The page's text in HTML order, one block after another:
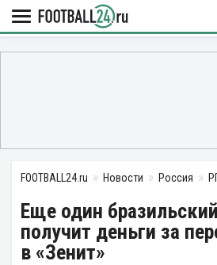
FOOTBALL24.ru Новости Россия
Еще один
получит деньги за
в «Зенит»